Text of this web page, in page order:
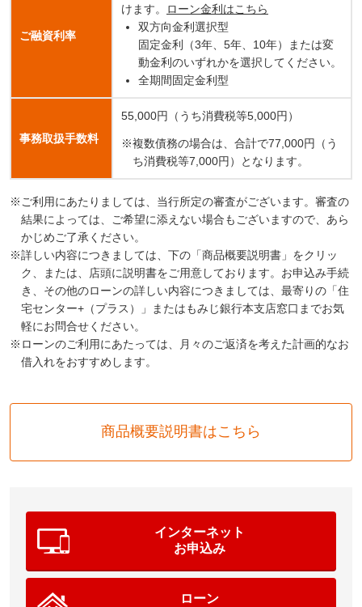
ご融資利率
けます。
ローン金利はこちら
双方向金利選択型
固定金利（3年、5年、10年）または変
動金利のいずれかを選択してください。
全期間固定金利型
事務取扱手数料
55,000円（うち消費税等5,000円）
複数債務の場合は、合計で77,000円（う
ち消費税等7,000円）となります。
ご利用にあたりましては、当行所定の審査がございます。審査の
結果によっては、ご希望に添えない場合もございますので、あら
かじめご了承ください。
詳しい内容につきましては、下の「商品概要説明書」をクリッ
ク、または、店頭に説明書をご用意しております。お申込み手続
き、その他のローンの詳しい内容につきましては、最寄りの「住
宅センター+（プラス）」またはもみじ銀行本支店窓口までお気
軽にお問合せください。
ローンのご利用にあたっては、月々のご返済を考えた計画的なお
借入れをおすすめします。
商品概要説明書はこちら
インターネット
お申込み
ローン